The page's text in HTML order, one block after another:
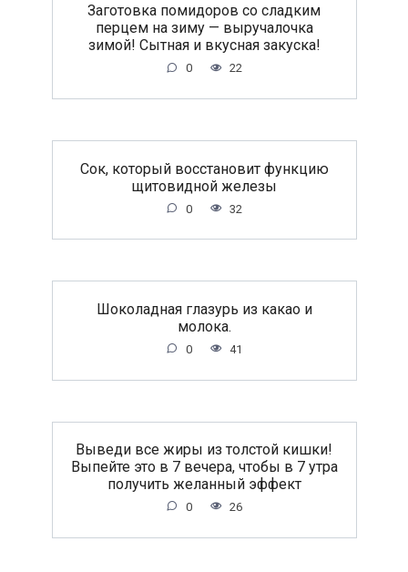
Заготовка помидоров со сладким
перцем на зиму — выручалочка
зимой! Сытная и вкусная закуска!
0 22
Сок, который восстановит функцию
щитовидной железы
0 32
Шоколадная глазурь из какао и
молока.
0 41
Выведи все жиры из толстой кишки!
Выпейте это в 7 вечера, чтобы в 7 утра
получить желанный эффект
0 26